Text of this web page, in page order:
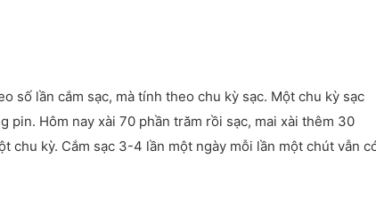
số lần cắm sạc, mà tính theo chu kỳ sạc. Một chu kỳ sạc
pin. Hôm nay xài 70 phần trăm rồi sạc, mai xài thêm 30
chu kỳ. Cắm sạc 3-4 lần một ngày mỗi lần một chút vẫn